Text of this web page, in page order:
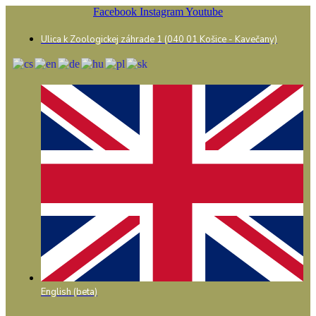
obsah
Facebook InstagramYoutube
Ulica k Zoologickej záhrade 1 (040 01 Košice - Kavečany)
English (beta)